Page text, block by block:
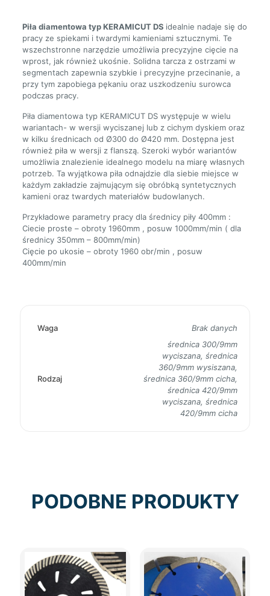
Piła diamentowa typ KERAMICUT DS idealnie nadaje się do
pracy ze spiekami i twardymi kamieniami sztucznymi. Te
wszechstronne narzędzie umożliwia precyzyjne cięcie na
wprost, jak również ukośnie. Solidna tarcza z ostrzami w
segmentach zapewnia szybkie i precyzyjne przecinanie, a
przy tym zapobiega pękaniu oraz uszkodzeniu surowca
podczas pracy.
Piła diamentowa typ KERAMICUT DS występuje w wielu
wariantach- w wersji wyciszanej lub z cichym dyskiem oraz
w kilku średnicach od Ø300 do Ø420 mm. Dostępna jest
również piła w wersji z flanszą. Szeroki wybór wariantów
umożliwia znalezienie idealnego modelu na miarę własnych
potrzeb. Ta wyjątkowa piła odnajdzie dla siebie miejsce w
każdym zakładzie zajmującym się obróbką syntetycznych
kamieni oraz twardych materiałów budowlanych.
Przykładowe parametry pracy dla średnicy piły 400mm :
Ciecie proste – obroty 1960mm , posuw 1000mm/min ( dla
średnicy 350mm – 800mm/min)
Cięcie po ukosie – obroty 1960 obr/min , posuw
400mm/min
Waga Brak danych
Rodzaj
średnica 300/9mm
wyciszana, średnica
360/9mm wysiszana,
średnica 360/9mm cicha,
średnica 420/9mm
wyciszana, średnica
420/9mm cicha
PODOBNE PRODUKTY